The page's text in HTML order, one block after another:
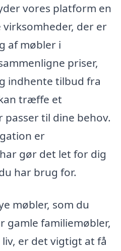
vores platform en
der er
af møbler i
priser,
indhente tilbud fra
træffe et
til dine behov.
er
gør det let for dig
har brug for.
møbler, som du
gamle familiemøbler,
er det vigtigt at få